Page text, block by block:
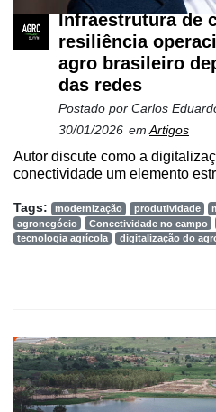
Infraestrutura de
resiliência
agro brasileiro
das redes
Postado por Carlos
30/01/2026 emArtigos
Autor discute como a
conectividade um elemento
Tags: modernização produtividade
agronegócio
Conectividade no campo
tecnologia agrícola
digitalização do